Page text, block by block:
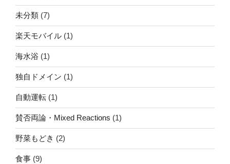
未分類 (7)
楽天モバイル (1)
海水浴 (1)
独自ドメイン (1)
自動運転 (1)
賛否両論・Mixed Reactions (1)
野菜もどき (2)
食事 (9)